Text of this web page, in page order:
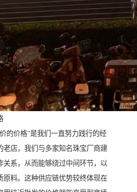
的价格”是我们一直努力践行的经
老店，我们与多家知名珠宝厂商建
关系，从而能够绕过中间环节，以
原料。这种供应链优势较终体现在